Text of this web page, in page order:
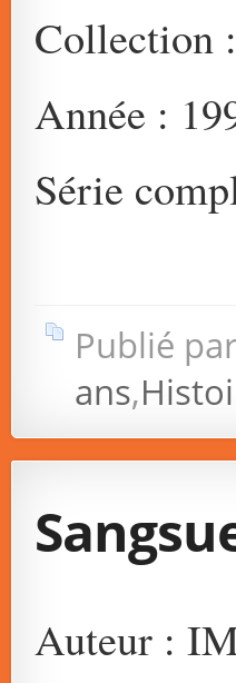
Collection
Année :
Série
Publié par
ans,
Auteur :